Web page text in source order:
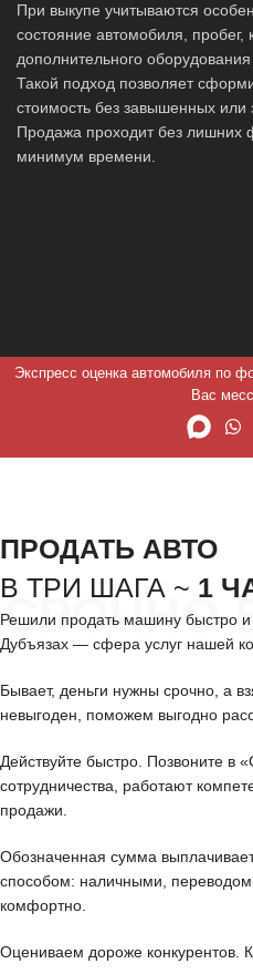
При выкупе учитываются
состояние автомобиля, пробег,
дополнительного
Такой подход позволяет
стоимость без завышенных или
Продажа проходит без лишних
минимум времени.
Экспресс оценка автомобиля по
Вас
СРОЧНО
ПРОДАТЬ АВТО
В ТРИ ШАГА ~ 1
Решили продать машину быстро
Дубъязах — сфера услуг нашей
Бывает, деньги нужны срочно, а
невыгоден, поможем выгодно
Действуйте быстро. Позвоните в
сотрудничества, работают
продажи.
Обозначенная сумма
способом: наличными,
комфортно.
Оцениваем дороже конкурентов.